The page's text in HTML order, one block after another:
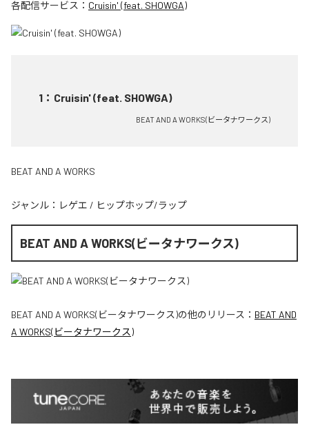
各配信サービス： Cruisin' (feat. SHOWGA)
1 ： Cruisin' (feat. SHOWGA)
BEAT AND A WORKS(ビータナワークス)
BEAT AND A WORKS
ジャンル： レゲエ / ヒップホップ/ラップ
BEAT AND A WORKS(ビータナワークス)
BEAT AND A WORKS(ビータナワークス)の他のリリース： BEAT AND
A WORKS(ビータナワークス)